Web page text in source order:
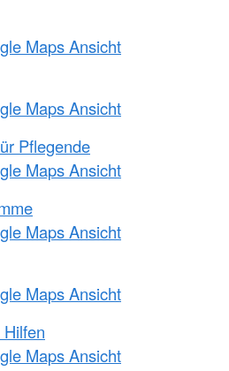
Maps Ansicht
Maps Ansicht
Pflegende
Maps Ansicht
Maps Ansicht
Maps Ansicht
Maps Ansicht